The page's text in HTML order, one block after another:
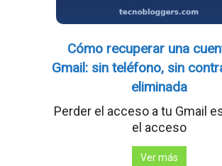
Cómo recuperar una
Gmail: sin teléfono, sin
eliminada
Perder el acceso a tu Gmail
el acceso
Ver más